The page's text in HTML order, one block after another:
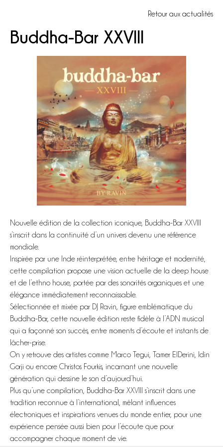
Retour aux actualités
Buddha-Bar XXVIII
Nouvelle édition de la collection iconique, Buddha-Bar XXVIII
s’inscrit dans la continuité d’un univers devenu une référence
mondiale.
Inspirée par une Inde réinterprétée, entre héritage et modernité,
cette compilation propose une vision actuelle de la deep house
et de l’ethno house, portée par des sonorités organiques et une
élégance immédiatement reconnaissable.
Sélectionnée et mixée par DJ Ravin, figure emblématique du
Buddha-Bar, cette nouvelle édition reste fidèle à l’ADN musical
qui a façonné son succès, entre moments d’écoute et instants de
lâcher-prise.
On y retrouve des artistes comme Marco Tegui, Tamer ElDerini, Idin
Gorji ou encore Christos Fourkis, incarnant une nouvelle
génération qui dessine le son d’aujourd’hui.
Plus qu’une compilation, Buddha-Bar XXVIII s’inscrit dans une
tradition reconnue à l’international, mêlant influences
électroniques et inspirations venues du monde entier, pour une
expérience pensée aussi bien pour l’écoute que pour
accompagner chaque moment de vie.